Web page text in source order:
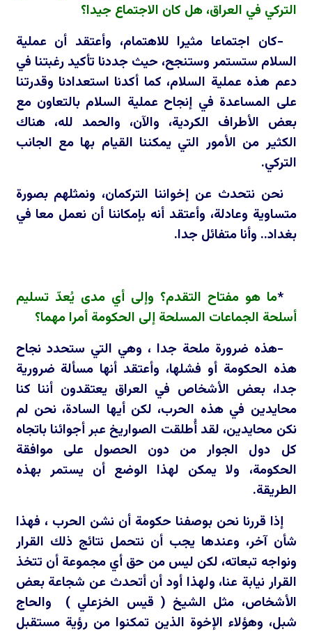
التركي في العراق، هل كان الاجتماع جيدا؟
-كان اجتماعا مثيرا للاهتمام، وأعتقد أن عملية
السلام ستستمر وستنجح، حيث جددنا تأكيد رغبتنا في
دعم هذه عملية السلام، كما أكدنا استعدادنا وقدرتنا
على المساعدة في إنجاح عملية السلام بالتعاون مع
بعض الأطراف الكردية، والآن، والحمد لله، هناك
الكثير من الأمور التي يمكننا القيام بها مع الجانب
التركي.
نحن نتحدث عن إخواننا التركمان، ونمثلهم بصورة
متساوية وعادلة، وأعتقد أنه بإمكاننا أن نعمل معا في
بغداد.. وأنا متفائل جدا.
*ما هو مفتاح التقدم؟ وإلى أي مدى يُعدّ تسليم
أسلحة الجماعات المسلحة إلى الحكومة أمرا مهما؟
-هذه ضرورة ملحة جدا ، وهي التي ستحدد نجاح
هذه الحكومة أو فشلها، وأعتقد أنها مسألة ضرورية
جدا، بعض الأشخاص في العراق يعتقدون أننا كنا
محايدين في هذه الحرب، لكن أيها السادة، نحن لم
نكن محايدين، لقد أُطلقت الصواريخ عبر أجوائنا باتجاه
كل دول الجوار من دون الحصول على موافقة
الحكومة، ولا يمكن لهذا الوضع أن يستمر بهذه
الطريقة.
إذا قررنا نحن بوصفنا حكومة أن نشن الحرب ، فهذا
شأن آخر، وعندها يجب أن نتحمل نتائج ذلك القرار
ونواجه تبعاته، لكن ليس من حق أي مجموعة أن تتخذ
القرار نيابة عنا، ولهذا أود أن أتحدث عن شجاعة بعض
الأشخاص، مثل الشيخ ( قيس الخزعلي ) والحاج
شبل، وهؤلاء الإخوة الذين تمكنوا من رؤية مستقبل